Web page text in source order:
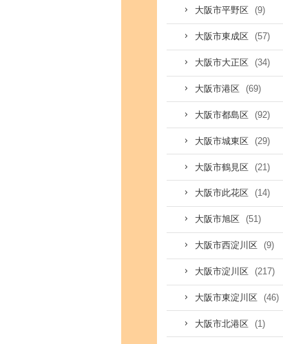
大阪市平野区 (9)
大阪市東成区 (57)
大阪市大正区 (34)
大阪市港区 (69)
大阪市都島区 (92)
大阪市城東区 (29)
大阪市鶴見区 (21)
大阪市此花区 (14)
大阪市旭区 (51)
大阪市西淀川区 (9)
大阪市淀川区 (217)
大阪市東淀川区 (46)
大阪市北港区 (1)